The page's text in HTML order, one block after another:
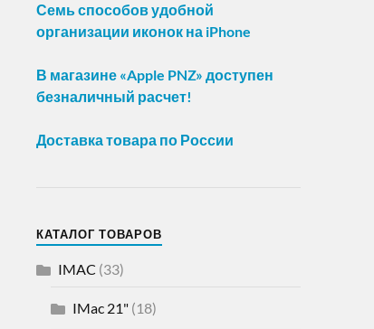
Семь способов удобной
организации иконок на iPhone
В магазине «Apple PNZ» доступен
безналичный расчет!
Доставка товара по России
КАТАЛОГ ТОВАРОВ
IMAC (33)
IMac 21"(18)